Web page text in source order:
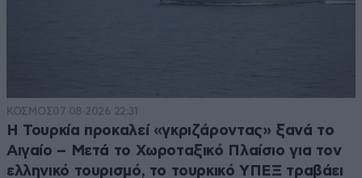
ΚΟΣΜΟΣ07·08·2026 22:31
Η Τουρκία προκαλεί «γκριζάροντας» ξανά το
Αιγαίο – Μετά το Χωροταξικό Πλαίσιο για τον
ελληνικό τουρισμό, το τουρκικό ΥΠΕΞ τραβάει